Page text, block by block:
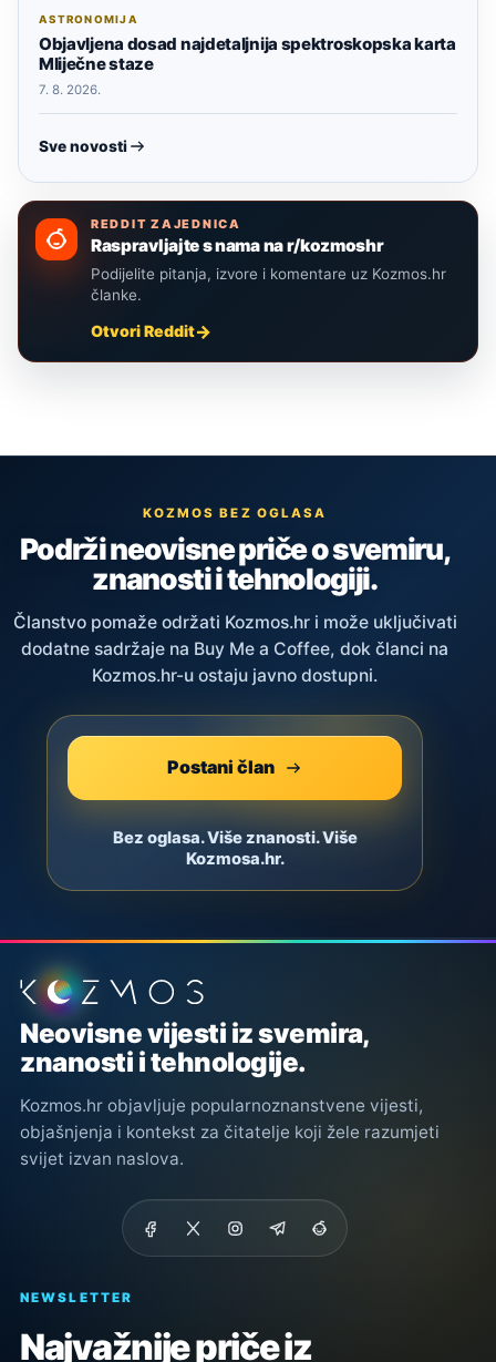
ASTRONOMIJA
Objavljena dosad najdetaljnija spektroskopska karta
Mliječne staze
7. 8. 2026.
Sve novosti
REDDIT ZAJEDNICA
Raspravljajte s nama na r/kozmoshr
Podijelite pitanja, izvore i komentare uz Kozmos.hr
članke.
Otvori Reddit
KOZMOS BEZ OGLASA
Podrži neovisne priče o svemiru,
znanosti i tehnologiji.
Članstvo pomaže održati Kozmos.hr i može uključivati
dodatne sadržaje na Buy Me a Coffee, dok članci na
Kozmos.hr-u ostaju javno dostupni.
Postani član
Bez oglasa. Više znanosti. Više
Kozmosa.hr.
Podnožje stranice
Neovisne vijesti iz svemira,
znanosti i tehnologije.
Kozmos.hr objavljuje popularnoznanstvene vijesti,
objašnjenja i kontekst za čitatelje koji žele razumjeti
svijet izvan naslova.
NEWSLETTER
Najvažnije priče iz